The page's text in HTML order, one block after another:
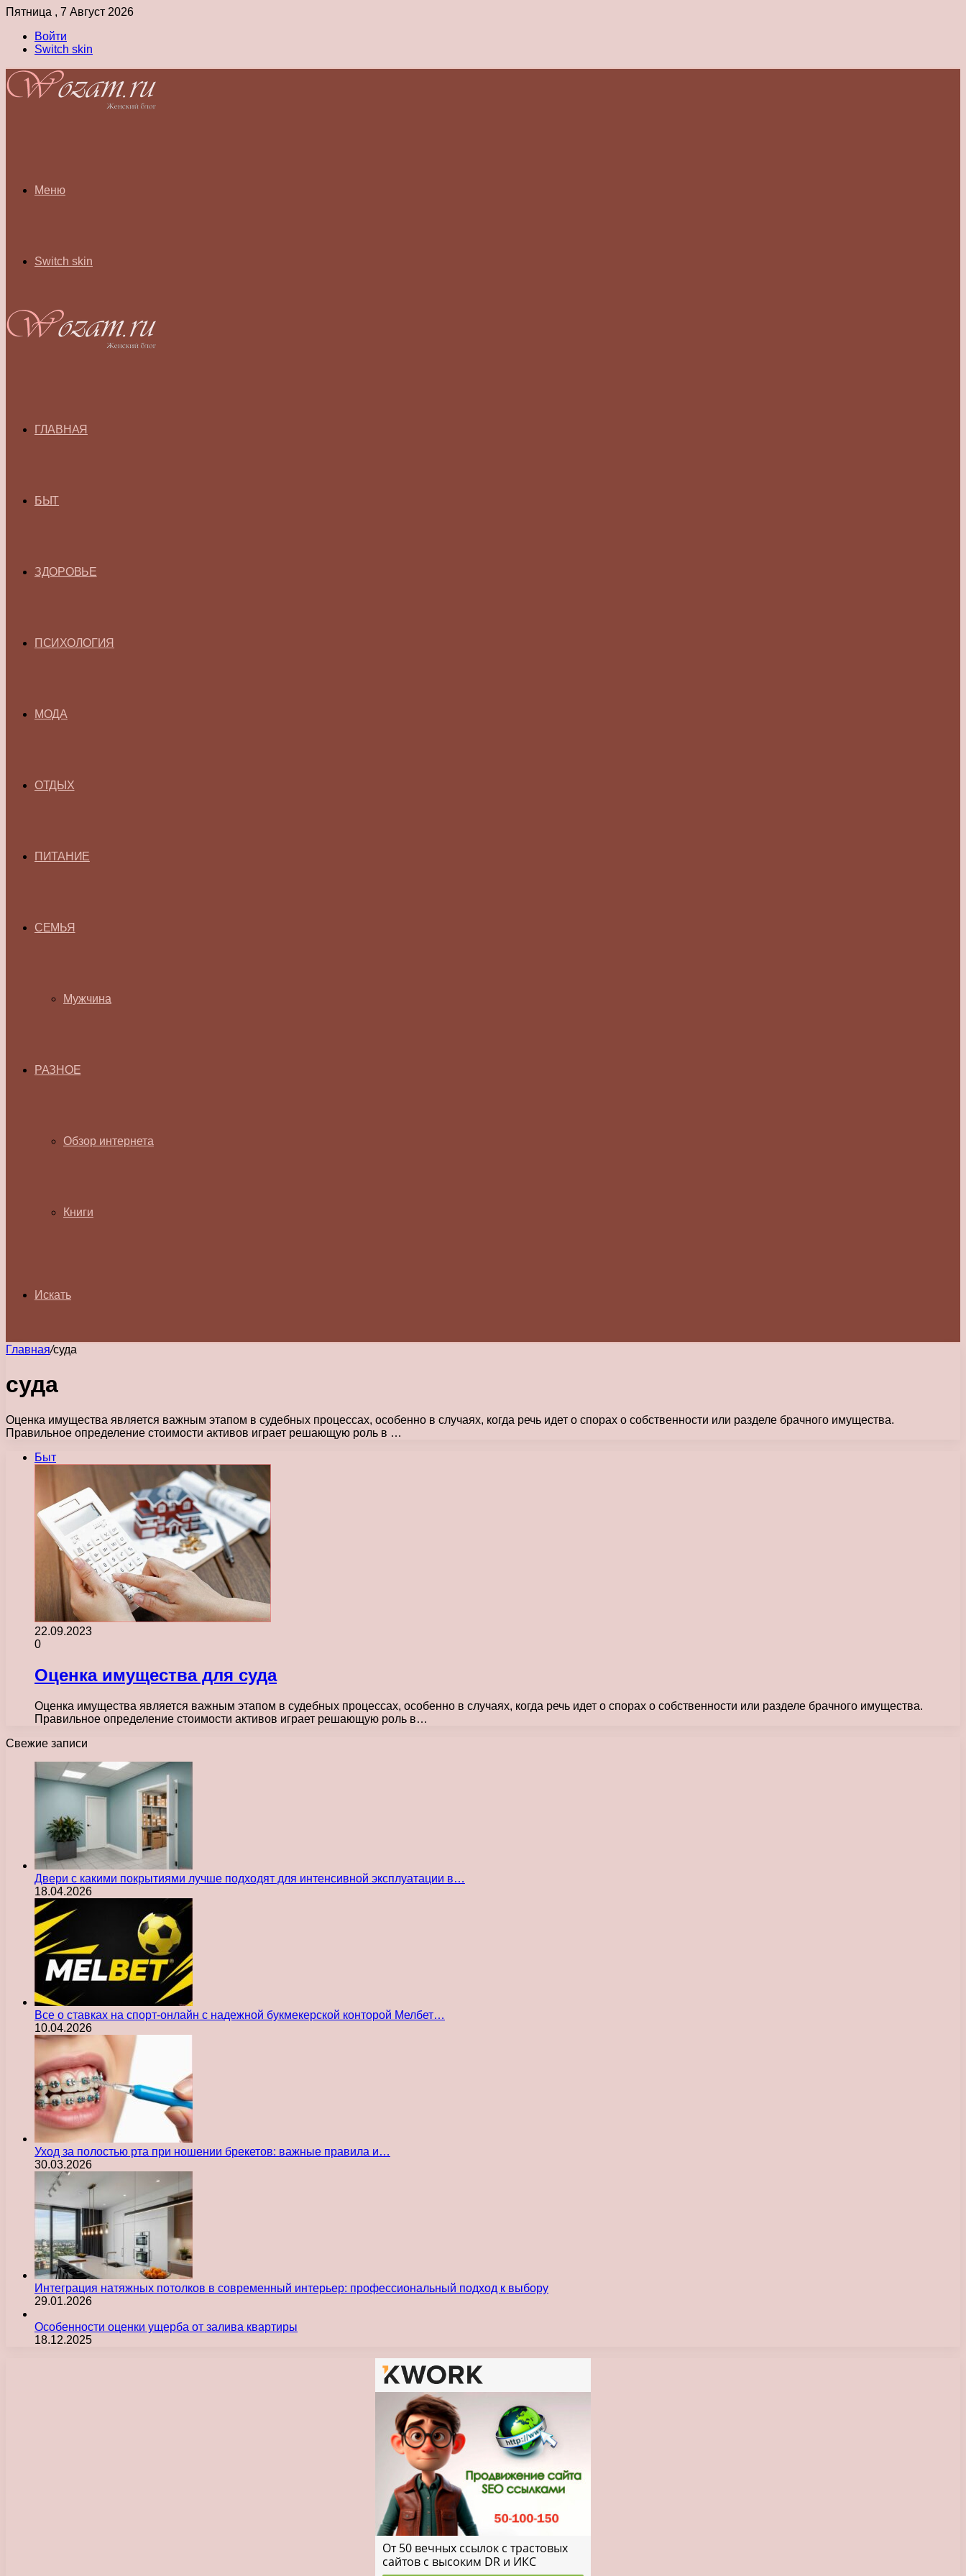
Пятница , 7 Август 2026
Войти
Switch skin
Меню
Switch skin
ГЛАВНАЯ
БЫТ
ЗДОРОВЬЕ
ПСИХОЛОГИЯ
МОДА
ОТДЫХ
ПИТАНИЕ
СЕМЬЯ
Мужчина
РАЗНОЕ
Обзор интернета
Книги
Искать
Главная/суда
суда
Оценка имущества является важным этапом в судебных процессах, особенно в случаях, когда речь идет о спорах о собственности или разделе брачного имущества.
Правильное определение стоимости активов играет решающую роль в …
Быт
22.09.2023
0
Оценка имущества для суда
Оценка имущества является важным этапом в судебных процессах, особенно в случаях, когда речь идет о спорах о собственности или разделе брачного имущества.
Правильное определение стоимости активов играет решающую роль в…
Свежие записи
Двери с какими покрытиями лучше подходят для интенсивной эксплуатации в…
18.04.2026
Все о ставках на спорт-онлайн с надежной букмекерской конторой Мелбет…
10.04.2026
Уход за полостью рта при ношении брекетов: важные правила и…
30.03.2026
Интеграция натяжных потолков в современный интерьер: профессиональный подход к выбору
29.01.2026
Особенности оценки ущерба от залива квартиры
18.12.2025